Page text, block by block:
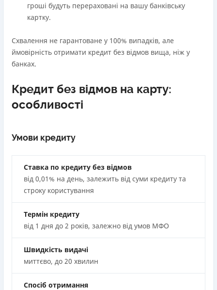
гроші будуть перераховані на вашу банківську
картку.
Схвалення не гарантоване у 100% випадків, але
ймовірність отримати кредит без відмов вища, ніж у
банках.
Кредит без відмов на карту:
особливості
Умови кредиту
Ставка по кредиту без відмов
від 0,01% на день, залежить від суми кредиту та
строку користування
Термін кредиту
від 1 дня до 2 років, залежно від умов МФО
Швидкість видачі
миттєво, до 20 хвилин
Спосіб отримання